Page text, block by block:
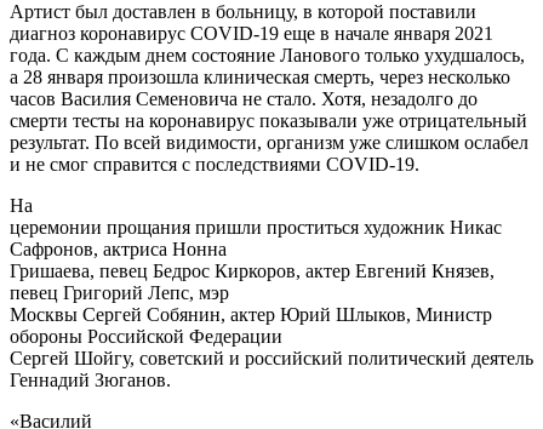
Артист был доставлен в больницу, в которой поставили
диагноз коронавирус COVID-19 еще в начале января 2021
года. С каждым днем состояние Ланового только ухудшалось,
а 28 января произошла клиническая смерть, через несколько
часов Василия Семеновича не стало. Хотя, незадолго до
смерти тесты на коронавирус показывали уже отрицательный
результат. По всей видимости, организм уже слишком ослабел
и не смог справится с последствиями COVID-19.
На
церемонии прощания пришли проститься художник Никас
Сафронов, актриса Нонна
Гришаева, певец Бедрос Киркоров, актер Евгений Князев,
певец Григорий Лепс, мэр
Москвы Сергей Собянин, актер Юрий Шлыков, Министр
обороны Российской Федерации
Сергей Шойгу, советский и российский политический деятель
Геннадий Зюганов.
«Василий